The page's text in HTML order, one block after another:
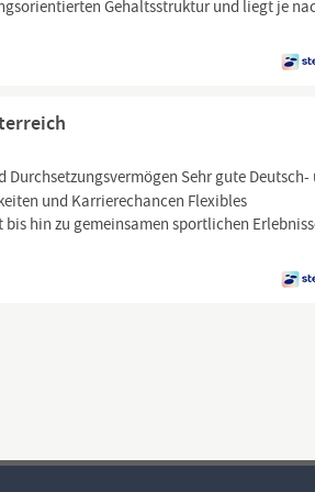
Gehaltsstruktur und liegt je
Sehr gute Deutsch-
und Karrierechancen Flexibles
hin zu gemeinsamen sportlichen